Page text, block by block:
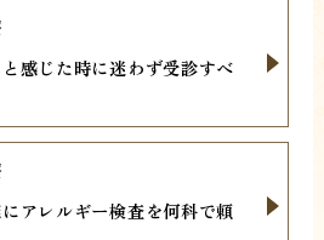
感じた時に迷わず受診すべ
アレルギー検査を何科で頼